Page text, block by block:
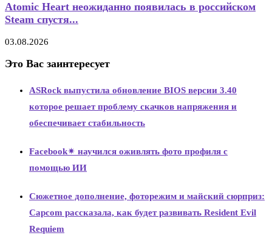
Atomic Heart неожиданно появилась в российском
Steam спустя...
03.08.2026
Это Вас заинтересует
ASRock выпустила обновление BIOS версии 3.40
которое решает проблему скачков напряжения и
обеспечивает стабильность
Facebook✴ научился оживлять фото профиля с
помощью ИИ
Сюжетное дополнение, фоторежим и майский сюрприз:
Capcom рассказала, как будет развивать Resident Evil
Requiem